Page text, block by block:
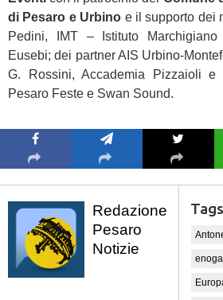
di Pesaro e Urbino e il supporto dei
Pedini, IMT – Istituto
Eusebi; dei partner AIS Urbino-
G. Rossini, Accademia Pizzaioli e
Pesaro Feste e Swan Sound.
Redazione
Pesaro
Notizie
Tags